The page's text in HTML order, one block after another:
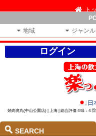
ト
地域
ジャンル
ログイン
日
焼肉虎丸(中山公園店) | 上海 | 総合評価 4 味：4
SEARCH